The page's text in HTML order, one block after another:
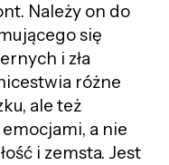
Należy on do
się
i zła
różne
ale też
a nie
i zemsta. Jest